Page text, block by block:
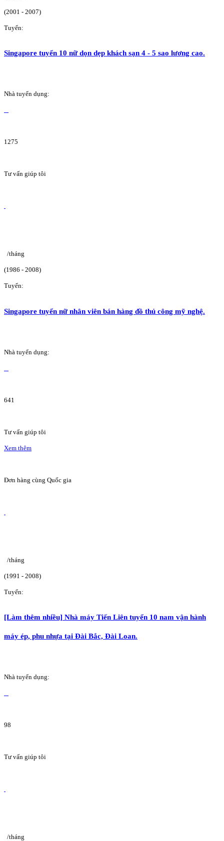
(2001 - 2007)
Tuyển:
Singapore tuyển 10 nữ dọn dẹp khách sạn 4 - 5 sao lương cao.
Nhà tuyển dụng:
1275
Tư vấn giúp tôi
/tháng
(1986 - 2008)
Tuyển:
Singapore tuyển nữ nhân viên bán hàng đồ thủ công mỹ nghệ.
Nhà tuyển dụng:
641
Tư vấn giúp tôi
Xem thêm
Đơn hàng cùng Quốc gia
/tháng
(1991 - 2008)
Tuyển:
[Làm thêm nhiều] Nhà máy Tiến Liên tuyển 10 nam vận hành
máy ép, phu nhựa tại Đài Bắc, Đài Loan.
Nhà tuyển dụng:
98
Tư vấn giúp tôi
/tháng